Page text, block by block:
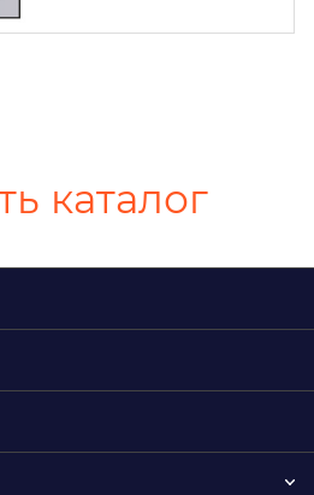
каталог